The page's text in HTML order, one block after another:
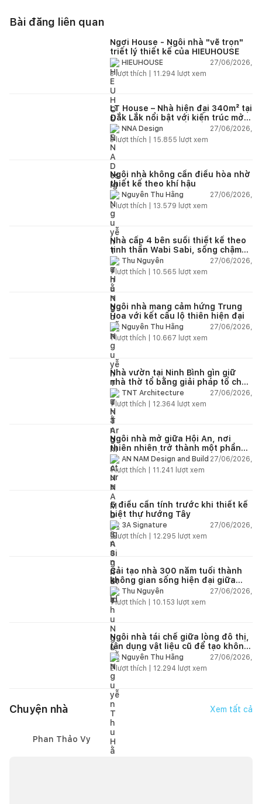
Bài đăng liên quan
Ngơi House - Ngôi nhà "vẽ trọn"
triết lý thiết kế của HIEUHOUSE
HIEUHOUSE
27/06/2026,
3lượt thích | 11.294 lượt xem
LT House – Nhà hiện đại 340m² tại
Đắk Lắk nổi bật với kiến trúc mở
và hệ sân vườn kết nối thiên
nhiên
NNA Design
27/06/2026,
3lượt thích | 15.855 lượt xem
Ngôi nhà không cần điều hòa nhờ
thiết kế theo khí hậu
Nguyễn Thu Hằng
27/06/2026,
2lượt thích | 13.579 lượt xem
Nhà cấp 4 bên suối thiết kế theo
tinh thần Wabi Sabi, sống chậm
giữa thiên nhiên
Thu Nguyễn
27/06/2026,
1lượt thích | 10.565 lượt xem
Ngôi nhà mang cảm hứng Trung
Hoa với kết cấu lộ thiên hiện đại
Nguyễn Thu Hằng
27/06/2026,
1lượt thích | 10.667 lượt xem
Nhà vườn tại Ninh Bình gìn giữ
nhà thờ tổ bằng giải pháp tổ chức
lại không gian
TNT Architecture
27/06/2026,
1lượt thích | 12.364 lượt xem
Ngôi nhà mở giữa Hội An, nơi
thiên nhiên trở thành một phần
của cuộc sống
AN NAM Design and Build 27/06/2026,
1lượt thích | 11.241 lượt xem
5 điều cần tính trước khi thiết kế
biệt thự hướng Tây
3A Signature
27/06/2026,
2lượt thích | 12.295 lượt xem
Cải tạo nhà 300 năm tuổi thành
không gian sống hiện đại giữa
thiên nhiên
Thu Nguyễn
27/06/2026,
1lượt thích | 10.153 lượt xem
Ngôi nhà tái chế giữa lòng đô thị,
tận dụng vật liệu cũ để tạo không
gian sống linh hoạt
Nguyễn Thu Hằng
27/06/2026,
2lượt thích | 12.294 lượt xem
Chuyện nhà Xem tất cả
Phan Thảo Vy